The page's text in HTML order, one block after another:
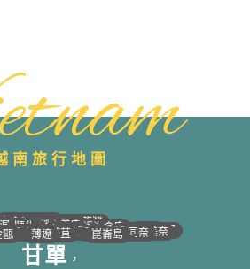
南旅行地圖
河江｜高平
•
•
• 太原
• 北江｜北寧
• 下龍灣
河內
•海防｜海洋
• 南定｜清化
••河靜｜義安
洞海 •
順化 •• 峴港
• 會安
• 歸仁
邦美蜀 •
大叻 ••芽莊｜潘郎
•潘切｜美奈
平陽 •
西寧 •
志明 •
美萩 •
石 •
甌 • • 同奈
• 頭頓
• 芹苴 •崑崙島
• 薄遼
甘單 ，